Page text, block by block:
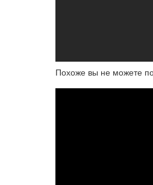
Похоже вы не можете